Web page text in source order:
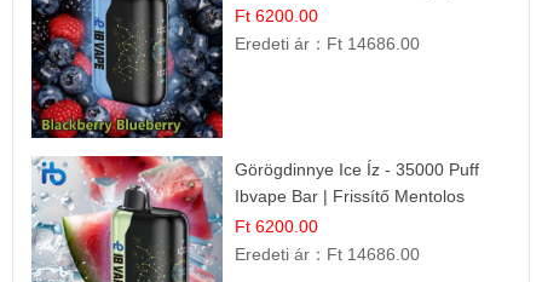
Gyümölcsökombináció!
Ft 6200.00
Eredeti ár： Ft 14686.00
Görögdinnye Ice Íz - 35000 Puff
Ibvape Bar | Frissítő Mentolos
Élmény!
Ft 6200.00
Eredeti ár： Ft 14686.00